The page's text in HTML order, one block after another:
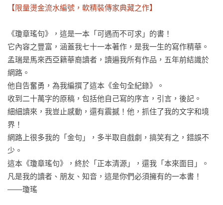
【限量燙金流水編號，軟精裝傳家典藏之作】
《瓊章瑤句》，這是一本「可遇而不可求」的書！
它內容之豐富，涵蓋我七十一本著作，是我一生的寫作精華。
孟瑞是馬來西亞籍華裔讀者，讀遍我所有作品，五年前結識於
網路。
他自告奮勇，為我編撰了這本《金句全紀錄》。
收到二十萬字的原稿，包括他自己寫的序言，引言，後記。
細細讀來，我豈止感動，還有震撼！他，抓住了我的文字和境
界！
網路上很多我的「金句」，多半取自戲劇，搞笑有之，錯誤不
少。
這本《瓊章瑤句》，終於「正本清源」，還我「本來面目」。
凡是我的讀者、朋友、知音，這是你們必須擁有的一本書！
——瓊瑤